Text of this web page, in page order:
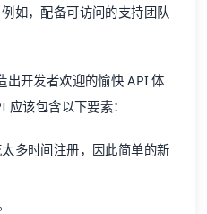
如，配备可访问的支持团队
出开发者欢迎的愉快 API 体
该包含以下要素：
多时间注册，因此简单的新